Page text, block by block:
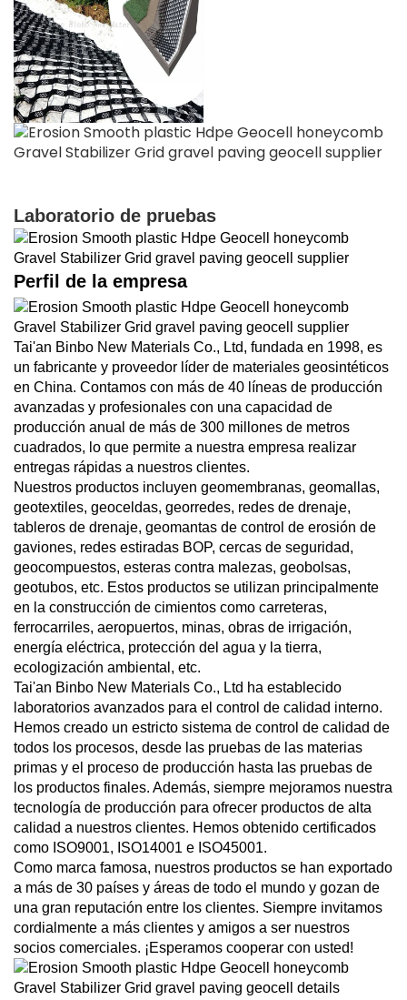
Laboratorio de pruebas
Perfil de la empresa
Tai'an Binbo New Materials Co., Ltd, fundada en 1998, es
un fabricante y proveedor líder de materiales geosintéticos
en China. Contamos con más de 40 líneas de producción
avanzadas y profesionales con una capacidad de
producción anual de más de 300 millones de metros
cuadrados, lo que permite a nuestra empresa realizar
entregas rápidas a nuestros clientes.
Nuestros productos incluyen geomembranas, geomallas,
geotextiles, geoceldas, georredes, redes de drenaje,
tableros de drenaje, geomantas de control de erosión de
gaviones, redes estiradas BOP, cercas de seguridad,
geocompuestos, esteras contra malezas, geobolsas,
geotubos, etc. Estos productos se utilizan principalmente
en la construcción de cimientos como carreteras,
ferrocarriles, aeropuertos, minas, obras de irrigación,
energía eléctrica, protección del agua y la tierra,
ecologización ambiental, etc.
Tai'an Binbo New Materials Co., Ltd ha establecido
laboratorios avanzados para el control de calidad interno.
Hemos creado un estricto sistema de control de calidad de
todos los procesos, desde las pruebas de las materias
primas y el proceso de producción hasta las pruebas de
los productos finales. Además, siempre mejoramos nuestra
tecnología de producción para ofrecer productos de alta
calidad a nuestros clientes. Hemos obtenido certificados
como ISO9001, ISO14001 e ISO45001.
Como marca famosa, nuestros productos se han exportado
a más de 30 países y áreas de todo el mundo y gozan de
una gran reputación entre los clientes. Siempre invitamos
cordialmente a más clientes y amigos a ser nuestros
socios comerciales. ¡Esperamos cooperar con usted!